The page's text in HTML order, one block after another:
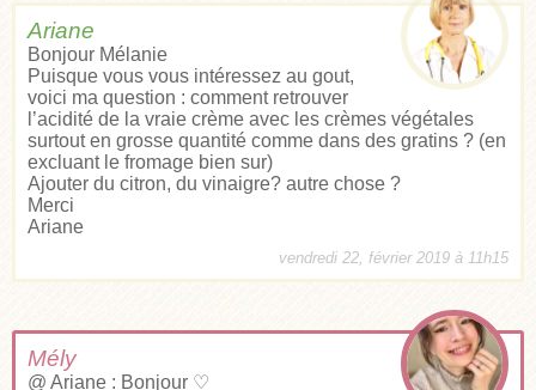
Ariane
Bonjour Mélanie
Puisque vous vous intéressez au gout,
voici ma question : comment retrouver
l’acidité de la vraie crème avec les crèmes végétales
surtout en grosse quantité comme dans des gratins ? (en
excluant le fromage bien sur)
Ajouter du citron, du vinaigre? autre chose ?
Merci
Ariane
vendredi 22, février 2019 à 11h15
Mély
@ Ariane : Bonjour ♡